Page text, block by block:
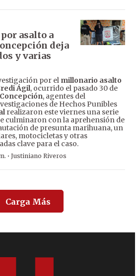
asalto a
deja
y varias
por el millonario asalto
Ágil, ocurrido el pasado 30 de
Concepción, agentes del
de Hechos Punibles
realizaron este viernes una serie
culminaron con la aprehensión de
de presunta marihuana, un
motocicletas y otras
clave para el caso.
· Justiniano Riveros
Carga Más